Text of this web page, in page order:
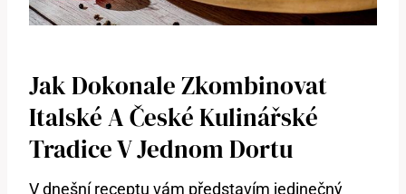
Jak Dokonale Zkombinovat
Italské A České ⁤kulinářské
Tradice V Jednom Dortu
V dnešní‍ receptu vám představím jedinečný